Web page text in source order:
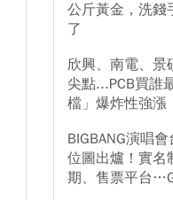
公斤黃金，洗
了
欣興、南電、景
尖點...PCB買誰
檔」爆炸性強漲
BIGBANG演唱
位圖出爐！實名
期、售票平台